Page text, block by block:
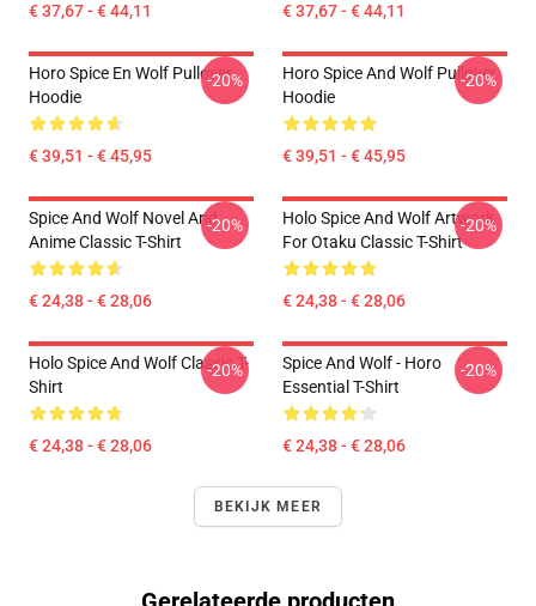
€ 37,67 - € 44,11 € 37,67 - € 44,11
Horo Spice En Wolf Pullover
Hoodie
€ 39,51 - € 45,95
-20%
Horo Spice And Wolf Pullover
Hoodie
€ 39,51 - € 45,95
-20%
Spice And Wolf Novel And
Anime Classic T-Shirt
€ 24,38 - € 28,06
-20%
Holo Spice And Wolf Artwork
For Otaku Classic T-Shirt
€ 24,38 - € 28,06
-20%
Holo Spice And Wolf Classic T-
Shirt
€ 24,38 - € 28,06
-20%
Spice And Wolf - Horo
Essential T-Shirt
€ 24,38 - € 28,06
-20%
BEKIJK MEER